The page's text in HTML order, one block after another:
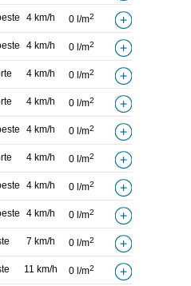
4 km/h 0 l/m2
4 km/h 0 l/m2
4 km/h 0 l/m2
4 km/h 0 l/m2
4 km/h 0 l/m2
4 km/h 0 l/m2
4 km/h 0 l/m2
4 km/h 0 l/m2
7 km/h 0 l/m2
11 km/h 0 l/m2